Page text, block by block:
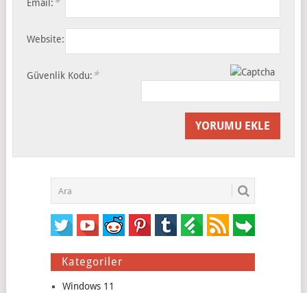
Email:
Website:
Güvenlik Kodu: *
Kategoriler
Windows 11